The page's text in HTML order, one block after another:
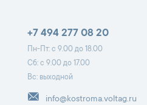
+7 494 277 08 20
Пн-Пт: с 9.00 до 18.00
Сб: с 9.00 до 17.00
Вс: выходной
info@kostroma.voltag.ru